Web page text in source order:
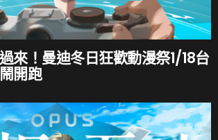
來！曼迪冬日狂歡動漫祭1/18台
開跑